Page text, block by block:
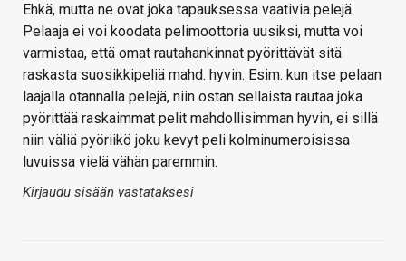
Ehkä, mutta ne ovat joka tapauksessa vaativia pelejä.
Pelaaja ei voi koodata pelimoottoria uusiksi, mutta voi
varmistaa, että omat rautahankinnat pyörittävät sitä
raskasta suosikkipeliä mahd. hyvin. Esim. kun itse pelaan
laajalla otannalla pelejä, niin ostan sellaista rautaa joka
pyörittää raskaimmat pelit mahdollisimman hyvin, ei sillä
niin väliä pyöriikö joku kevyt peli kolminumeroisissa
luvuissa vielä vähän paremmin.
Kirjaudu sisään vastataksesi